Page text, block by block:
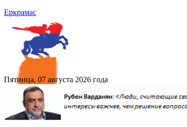
Еркрамас
Пятница, 07 августа 2026 года